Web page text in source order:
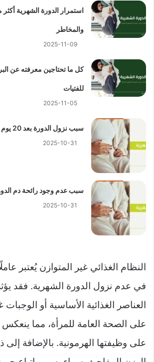
والمخاطر
2025-11-09
كل ما تحتاجين معرفته عن
للفتيات
2025-11-05
سبب نزول الدورة بعد 20 يوم للمتزوجة
2025-10-31
سبب عدم وجود رائحة دم
2025-10-31
النظام الغذائي غير المتوازن يُعتبر
في عدم نزول الدورة الشهرية. فقد
العناصر الغذائية الأساسية أو الوجبات
على الصحة العامة للمرأة، مما
على وظيفتها الهرمونية. بالإضافة